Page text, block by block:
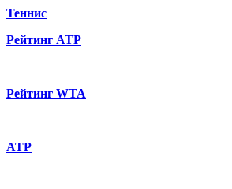
Теннис
Рейтинг ATP
Рейтинг WTA
ATP